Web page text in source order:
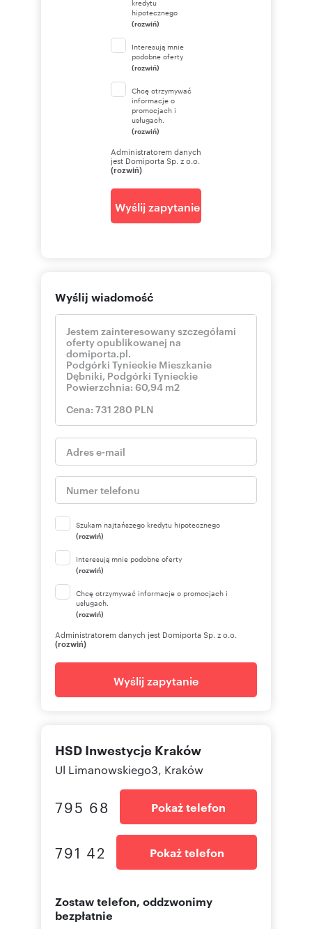
kredytu
hipotecznego
(rozwiń)
Interesują mnie
podobne oferty
(rozwiń)
Chcę otrzymywać
informacje o
promocjach i
usługach.
(rozwiń)
Administratorem danych
jest Domiporta Sp. z o.o.
(rozwiń)
Wyślij zapytanie
Wyślij wiadomość
Szukam najtańszego kredytu hipotecznego
(rozwiń)
Interesują mnie podobne oferty
(rozwiń)
Chcę otrzymywać informacje o promocjach i
usługach.
(rozwiń)
Administratorem danych jest Domiporta Sp. z o.o.
(rozwiń)
Wyślij zapytanie
HSD Inwestycje Kraków
Ul Limanowskiego3, Kraków
795 68 Pokaż telefon
791 42 Pokaż telefon
Zostaw telefon, oddzwonimy
bezpłatnie